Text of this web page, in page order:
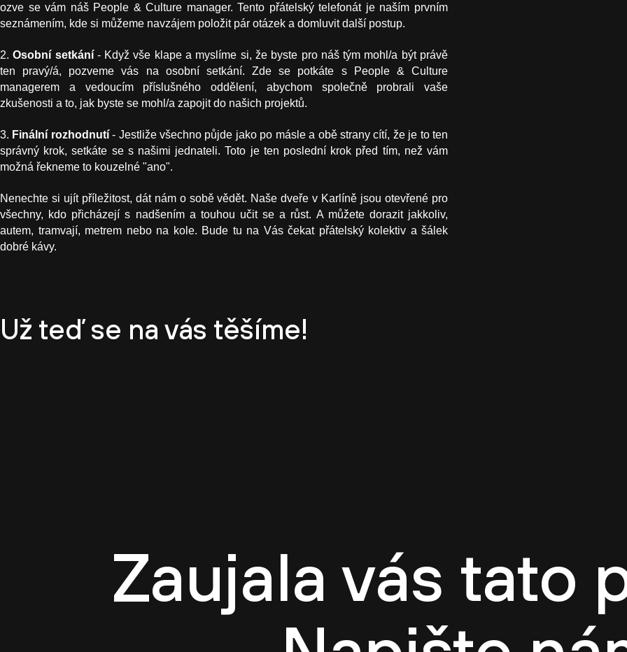
ozve se vám náš People & Culture manager. Tento přátelský telefonát je naším prvním
seznámením, kde si můžeme navzájem položit pár otázek a domluvit další postup.
2.Osobní setkání - Když vše klape a myslíme si, že byste pro náš tým mohl/a být právě
ten pravý/á, pozveme vás na osobní setkání. Zde se potkáte s People & Culture
managerem a vedoucím příslušného oddělení, abychom společně probrali vaše
zkušenosti a to, jak byste se mohl/a zapojit do našich projektů.
3. Finální rozhodnutí- Jestliže všechno půjde jako po másle a obě strany cítí, že je to ten
správný krok, setkáte se s našimi jednateli. Toto je ten poslední krok před tím, než vám
možná řekneme to kouzelné "ano".
Nenechte si ujít příležitost, dát nám o sobě vědět. Naše dveře v Karlíně jsou otevřené pro
všechny, kdo přicházejí s nadšením a touhou učit se a růst. A můžete dorazit jakkoliv,
autem, tramvají, metrem nebo na kole. Bude tu na Vás čekat přátelský kolektiv a šálek
dobré kávy.
Už teď se na vás těšíme!
Zaujala vás tato